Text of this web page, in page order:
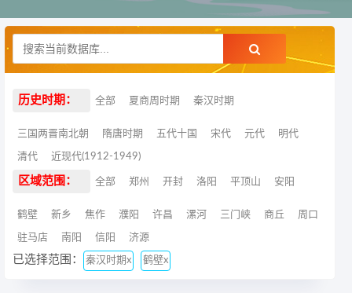
历史时期： 全部 夏商周时期 秦汉时期
三国两晋南北朝 隋唐时期 五代十国 宋代 元代 明代
清代 近现代(1912-1949)
区域范围： 全部 郑州 开封 洛阳 平顶山 安阳
鹤壁 新乡 焦作 濮阳 许昌 漯河 三门峡 商丘 周口
驻马店 南阳 信阳 济源
已选择范围： 秦汉时期x 鹤壁x